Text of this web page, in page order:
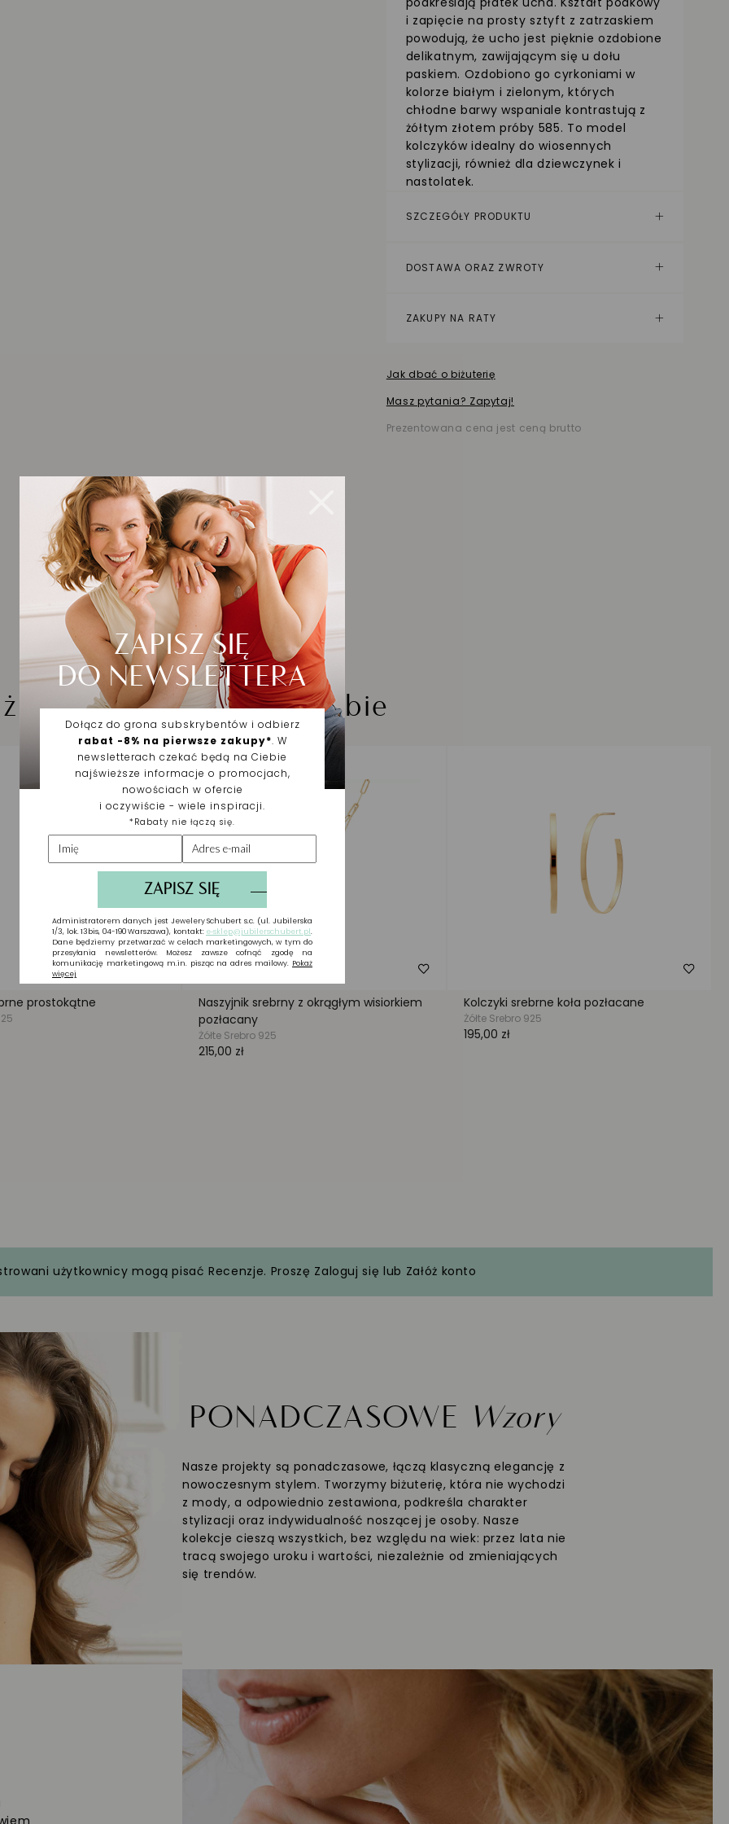
i zapięcie na prosty sztyft z zatrzaskiem
powodują, że ucho jest pięknie ozdobione
delikatnym, zawijającym się u dołu
paskiem. Ozdobiono go cyrkoniami w
kolorze białym i zielonym, których
chłodne barwy wspaniale kontrastują z
żółtym złotem próby 585. To model
kolczyków idealny do wiosennych
stylizacji, również dla dziewczynek i
nastolatek.
SZCZEGÓŁY PRODUKTU
DOSTAWA ORAZ ZWROTY
ZAKUPY NA RATY
Jak dbać o biżuterię
Masz pytania? Zapytaj!
Prezentowana cena jest ceną brutto
wybrana dla Ciebie
użytkownicy mogą pisać Recenzje. Proszę Zaloguj się lub Załóż konto
PONADCZASOWE Wzory
Nasze projekty są ponadczasowe, łączą klasyczną elegancję z
nowoczesnym stylem. Tworzymy biżuterię, która nie wychodzi
z mody, a odpowiednio zestawiona, podkreśla charakter
stylizacji oraz indywidualność noszącej je osoby. Nasze
kolekcje cieszą wszystkich, bez względu na wiek: przez lata nie
tracą swojego uroku i wartości, niezależnie od zmieniających
się trendów.